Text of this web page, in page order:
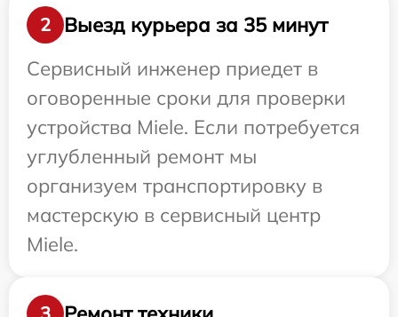
2
Выезд курьера за 35 минут
Сервисный инженер приедет в
оговоренные сроки для проверки
устройства Miele. Если потребуется
углубленный ремонт мы
организуем транспортировку в
мастерскую в сервисный центр
Miele.